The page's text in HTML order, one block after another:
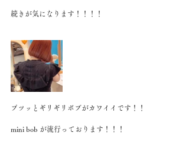
続きが気になります！！！！
プツッとギリギリボブがカワイイです！！
mini bob が流行っております！！！